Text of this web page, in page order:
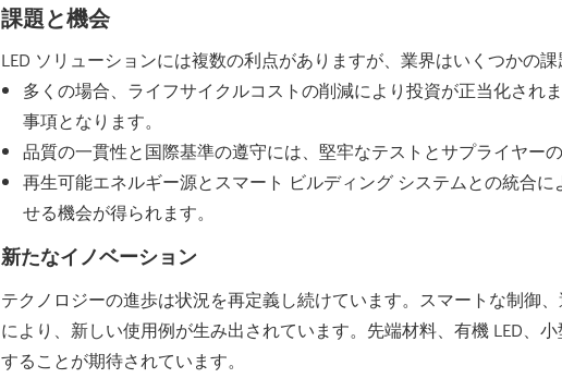
課題と機会
LED ソリューションには複数の利点がありますが、業界はいくつかの
多くの場合、ライフサイクルコストの削減により投資が正当化され
事項となります。
品質の一貫性と国際基準の遵守には、堅牢なテストとサプライヤーの
再生可能エネルギー源とスマート ビルディング システムとの統合
せる機会が得られます。
新たなイノベーション
テクノロジーの進歩は状況を再定義し続けています。スマートな制御
により、新しい使用例が生み出されています。先端材料、有機 LED、
することが期待されています。